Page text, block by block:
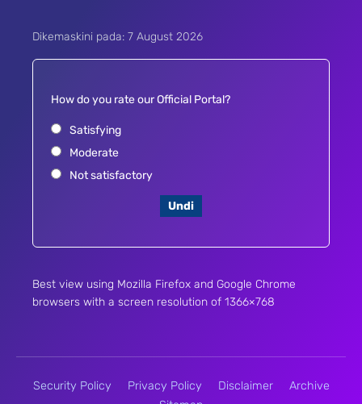
Dikemaskini pada: 7 August 2026
How do you rate our Official Portal?
Satisfying
Moderate
Not satisfactory
Undi
Best view using Mozilla Firefox and Google Chrome
browsers with a screen resolution of 1366×768
Security Policy Privacy Policy Disclaimer
Archive